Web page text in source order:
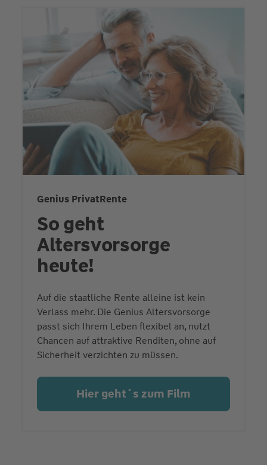
Genius PrivatRente
So geht
Altersvorsorge
heute!
Auf die staatliche Rente alleine ist kein
Verlass mehr. Die Genius Altersvorsorge
passt sich Ihrem Leben flexibel an, nutzt
Chancen auf attraktive Renditen, ohne auf
Sicherheit verzichten zu müssen.
Hier geht´s zum Film